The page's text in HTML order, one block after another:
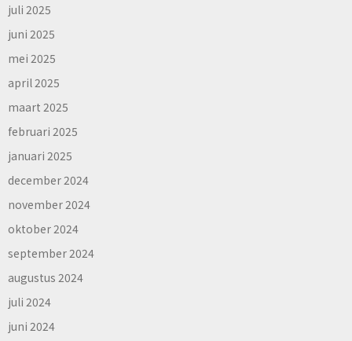
juli 2025
juni 2025
mei 2025
april 2025
maart 2025
februari 2025
januari 2025
december 2024
november 2024
oktober 2024
september 2024
augustus 2024
juli 2024
juni 2024